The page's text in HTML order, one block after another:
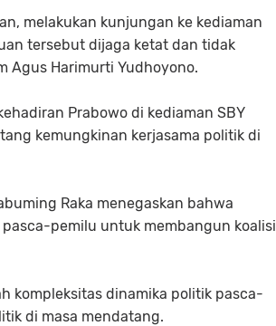
melakukan kunjungan ke kediaman
tersebut dijaga ketat dan tidak
Agus Harimurti Yudhoyono.
Prabowo di kediaman SBY
kemungkinan kerjasama politik di
Raka menegaskan bahwa
pemilu untuk membangun koalisi
kompleksitas dinamika politik pasca-
di masa mendatang.